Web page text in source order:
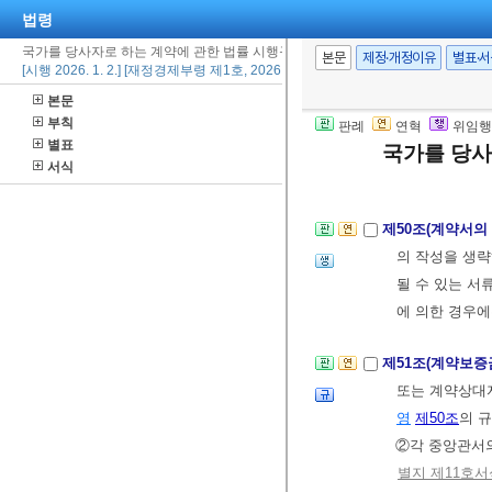
법령
국가를 당사자로 하는 계약에 관한 법률 시행규칙
[시행 2026. 1. 2.] [재정경제부령 제1호, 2026. 1. 2., 타법개정]
본문
부칙
별표
서식
본문 제정·개정이유 별표·
판례 연혁 위임
국가를 당
③각 중앙관서
④각 중앙관서
계약보증금의
약보증금지급
제50조(계약서
의 작성을 생
될 수 있는 서
에 의한 경우
제51조(계약보
또는 계약상
영 제50조의
②각 중앙관서
별지 제11호서